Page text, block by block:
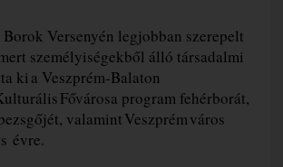
Versenyén legjobban szerepelt
személyiségekből álló társadalmi
ki a Veszprém-Balaton
Fővárosa program fehérborát,
valamint Veszprém város
évre.